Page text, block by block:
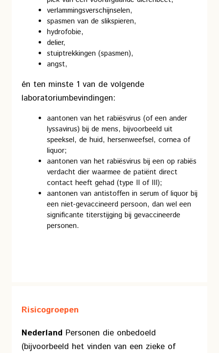
verlammingsverschijnselen,
spasmen van de slikspieren,
hydrofobie,
delier,
stuiptrekkingen (spasmen),
angst,
én ten minste 1 van de volgende
laboratoriumbevindingen:
aantonen van het rabiësvirus (of een ander
lyssavirus) bij de mens, bijvoorbeeld uit
speeksel, de huid, hersenweefsel, cornea of
liquor;
aantonen van het rabiësvirus bij een op rabiës
verdacht dier waarmee de patiënt direct
contact heeft gehad (type II of III);
aantonen van antistoffen in serum of liquor bij
een niet-gevaccineerd persoon, dan wel een
significante titerstijging bij gevaccineerde
personen.
Risicogroepen
Nederland Personen die onbedoeld
(bijvoorbeeld het vinden van een zieke of